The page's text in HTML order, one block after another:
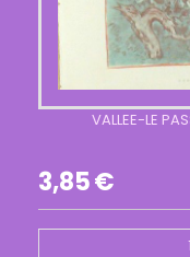
VALLEE-LE
3,85€
1